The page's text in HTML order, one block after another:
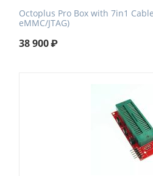
Octoplus Pro Box with 7in1
eMMC/JTAG)
38 900₽